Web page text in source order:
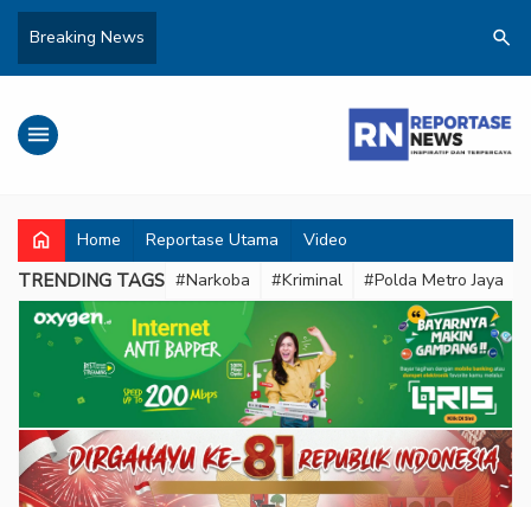
Breaking News search
menu
home Home Reportase Utama Video
TRENDING TAGS #Narkoba #Kriminal #Polda Metro Jaya